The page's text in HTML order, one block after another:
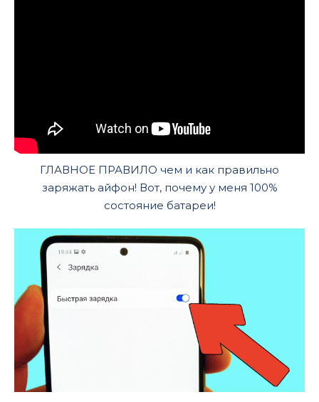
ГЛАВНОЕ ПРАВИЛО чем и как правильно
заряжать айфон! Вот, почему у меня 100%
состояние батареи!